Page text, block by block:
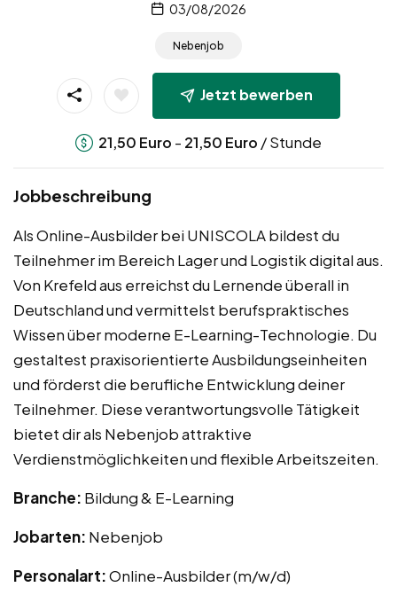
03/08/2026
Nebenjob
Jetzt bewerben
21,50 Euro - 21,50 Euro / Stunde
Jobbeschreibung
Als Online-Ausbilder bei UNISCOLA bildest du
Teilnehmer im Bereich Lager und Logistik digital aus.
Von Krefeld aus erreichst du Lernende überall in
Deutschland und vermittelst berufspraktisches
Wissen über moderne E-Learning-Technologie. Du
gestaltest praxisorientierte Ausbildungseinheiten
und förderst die berufliche Entwicklung deiner
Teilnehmer. Diese verantwortungsvolle Tätigkeit
bietet dir als Nebenjob attraktive
Verdienstmöglichkeiten und flexible Arbeitszeiten.
Branche: Bildung & E-Learning
Jobarten: Nebenjob
Personalart:Online-Ausbilder (m/w/d)